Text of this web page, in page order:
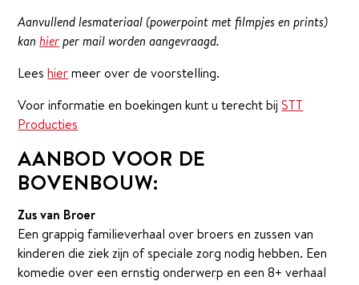
Aanvullend lesmateriaal (powerpoint met filmpjes en prints)
kanhierper mail worden aangevraagd.
Leeshiermeer over de voorstelling.
Voor informatie en boekingen kunt u terecht bijSTT
Producties
AANBOD VOOR DE
BOVENBOUW:
Zus van Broer
Een grappig familieverhaal over broers en zussen van
kinderen die ziek zijn of speciale zorg nodig hebben. Een
komedie over een ernstig onderwerp en een 8+ verhaal